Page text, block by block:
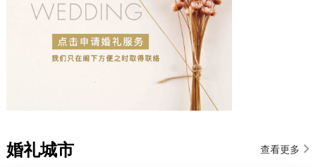
婚礼城市 查看更多